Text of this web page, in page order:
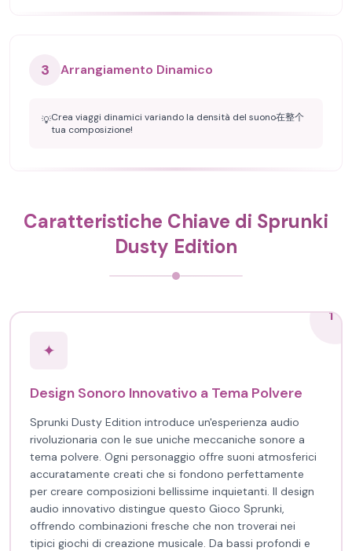
3 Arrangiamento Dinamico
💡Crea viaggi dinamici variando la densità del suono在整个
tua composizione!
Caratteristiche Chiave di Sprunki
Dusty Edition
1
✦
Design Sonoro Innovativo a Tema Polvere
Sprunki Dusty Edition introduce un'esperienza audio
rivoluzionaria con le sue uniche meccaniche sonore a
tema polvere. Ogni personaggio offre suoni atmosferici
accuratamente creati che si fondono perfettamente
per creare composizioni bellissime inquietanti. Il design
audio innovativo distingue questo Gioco Sprunki,
offrendo combinazioni fresche che non troverai nei
tipici giochi di creazione musicale. Da bassi profondi e